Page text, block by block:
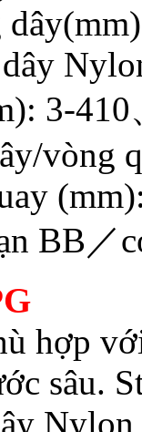
3-
vòng
BB／
hợp
sâu.
Nylon